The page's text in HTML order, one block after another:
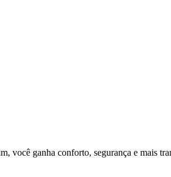
você ganha conforto, segurança e mais